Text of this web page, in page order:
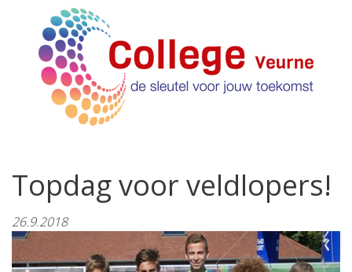
Topdag voor veldlopers!
26.9.2018